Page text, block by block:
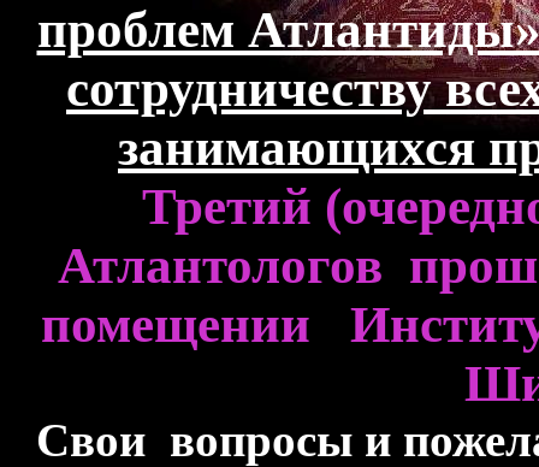
проблем
сотрудничеству
занимающихся
Третий
Атлантологов
помещении
Свои вопросы и